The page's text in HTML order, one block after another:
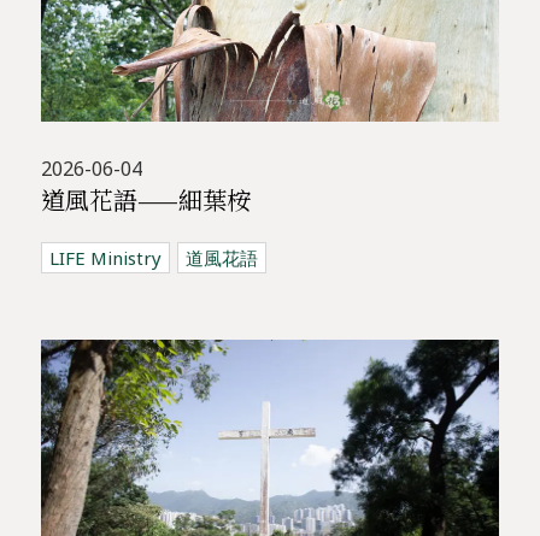
2026-06-04
道風花語——細葉桉
LIFE Ministry 道風花語